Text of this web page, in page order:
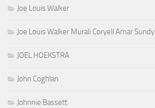
Joe Louis Walker
Joe Louis Walker Murali Coryell Amar Sundy
JOEL HOEKSTRA
John Coghlan
Johnnie Bassett